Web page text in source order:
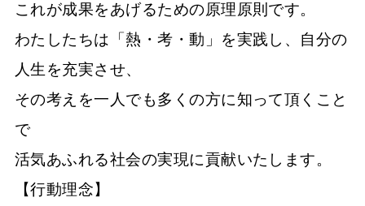
これが成果をあげるための原理原則です。
わたしたちは「熱・考・動」を実践し、自分の
人生を充実させ、
その考えを一人でも多くの方に知って頂くこと
で
活気あふれる社会の実現に貢献いたします。
【行動理念】